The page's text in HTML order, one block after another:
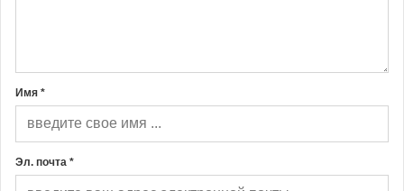
Имя *
Эл. почта *